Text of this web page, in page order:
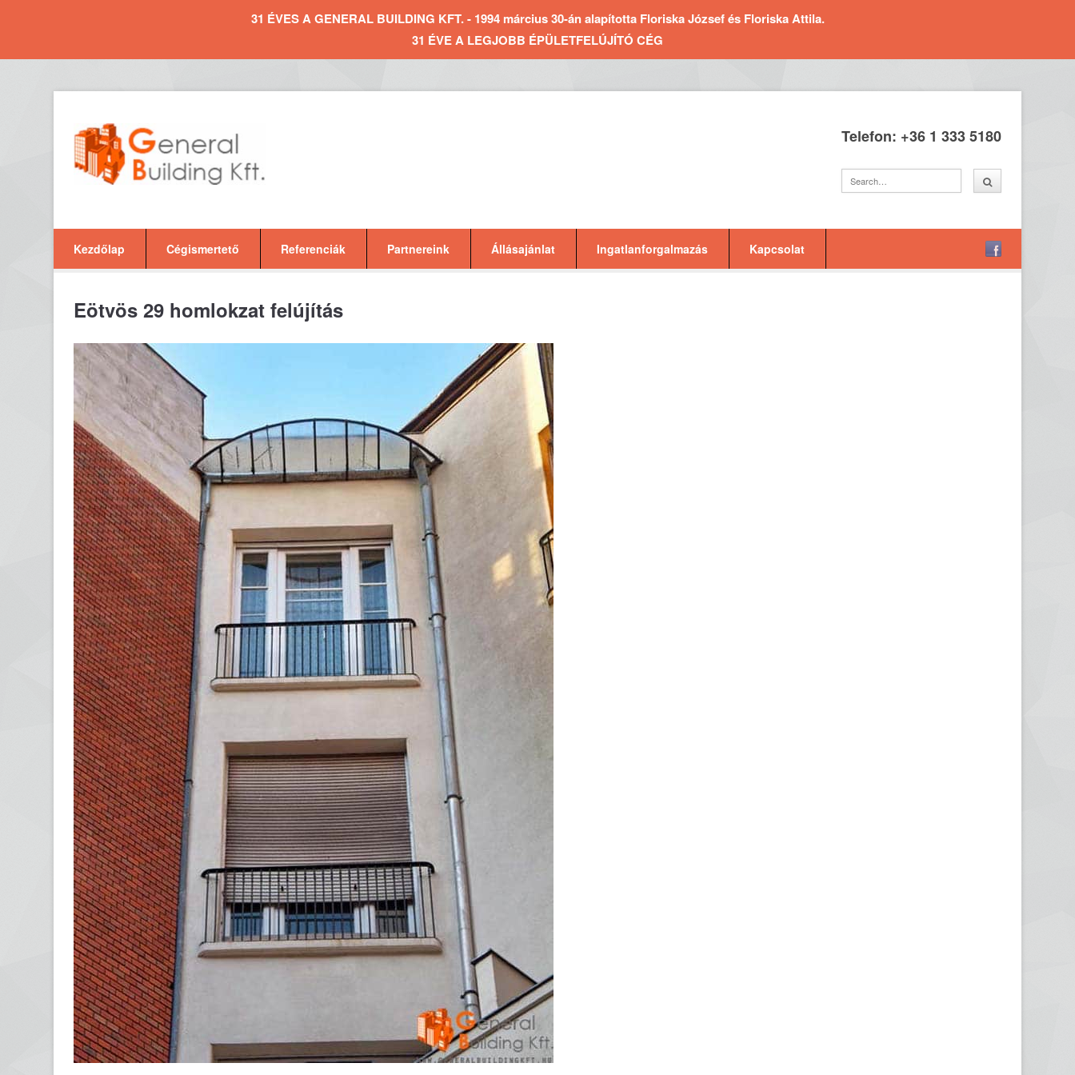
31 ÉVES A GENERAL BUILDING KFT. - 1994 március 30-án alapította Floriska József és Floriska Attila.
31 ÉVE A LEGJOBB ÉPÜLETFELÚJÍTÓ CÉG
Telefon: +36 1 333 5180
Kezdőlap Cégismertető Referenciák Partnereink Állásajánlat Ingatlanforgalmazás Kapcsolat
Eötvös 29 homlokzat felújítás